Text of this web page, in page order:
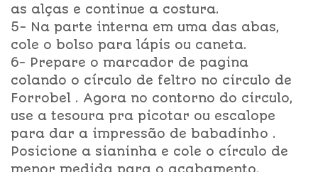
as alças e continue a costura.
5- Na parte interna em uma das abas,
cole o bolso para lápis ou caneta.
6- Prepare o marcador de pagina
colando o círculo de feltro no circulo de
Forrobel . Agora no contorno do circulo,
use a tesoura pra picotar ou escalope
para dar a impressão de babadinho .
Posicione a sianinha e cole o círculo de
menor medida para o acabamento.